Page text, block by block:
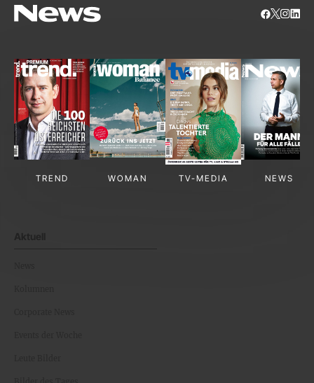
TREND WOMAN TV-MEDIA NEWS